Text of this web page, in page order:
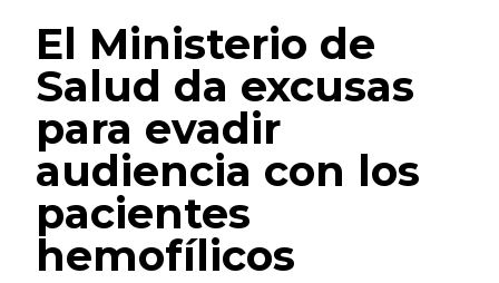
El Ministerio de
Salud da excusas
para evadir
audiencia con los
pacientes
hemofílicos